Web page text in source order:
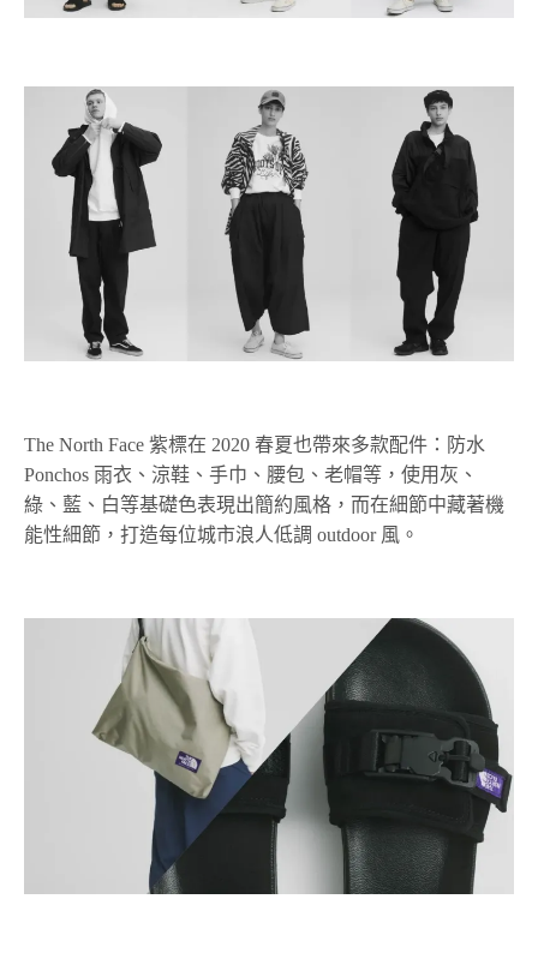
The North Face 紫標在 2020 春夏也帶來多款配件：防水
Ponchos 雨衣、涼鞋、手巾、腰包、老帽等，使用灰、
綠、藍、白等基礎色表現出簡約風格，而在細節中藏著機
能性細節，打造每位城市浪人低調 outdoor 風。